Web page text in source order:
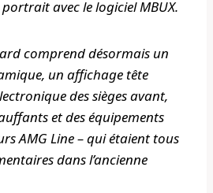
avec le logiciel MBUX.
comprend désormais un
un affichage tête
des sièges avant,
et des équipements
AMG Line – qui étaient tous
dans l’ancienne